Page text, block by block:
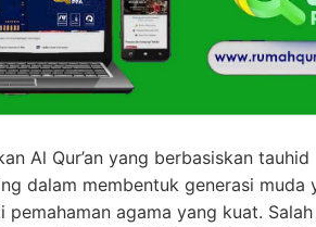
Al Qur’an yang berbasiskan
dalam membentuk generasi muda
pemahaman agama yang kuat.